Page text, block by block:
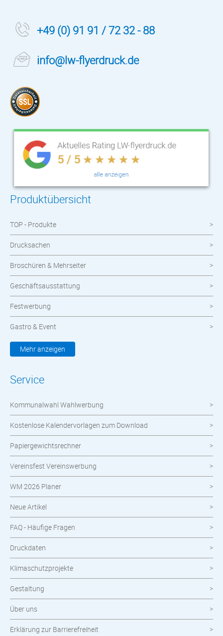
+49 (0) 91 91 / 72 32 - 88
info@lw-flyerdruck.de
Produktübersicht
TOP - Produkte
Drucksachen
Broschüren & Mehrseiter
Geschäftsausstattung
Festwerbung
Gastro & Event
Kleidung & Textilien
meinOrt
Nachhaltige Produkte
Wahlen
Neuheiten im Shop
Mehr anzeigen
Service
Kommunalwahl Wahlwerbung
Kostenlose Kalendervorlagen zum Download
Papiergewichtsrechner
Vereinsfest Vereinswerbung
WM 2026 Planer
Neue Artikel
FAQ - Häufige Fragen
Druckdaten
Klimaschutzprojekte
Gestaltung
Über uns
Erklärung zur Barrierefreiheit